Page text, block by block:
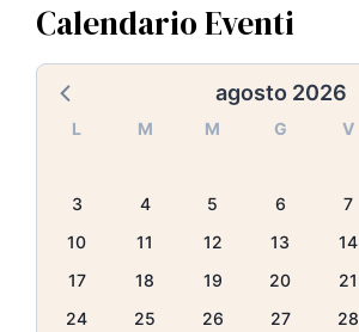
Calendario Eventi
agosto 2026
L M M G V
3
4 5 6 7
10
11 12 13 14
17
18 19 20 21
24
25 26 27 28